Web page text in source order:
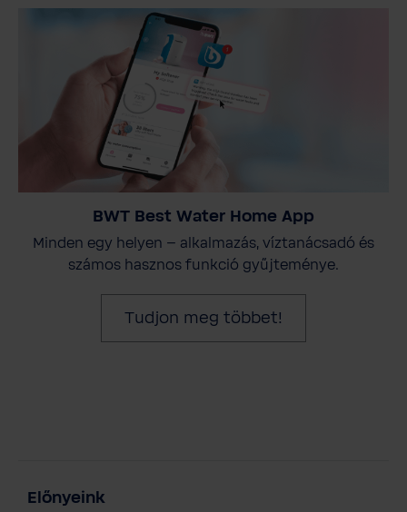
BWT Best Water Home App
Minden egy helyen – alkalmazás, víztanácsadó és
számos hasznos funkció gyűjteménye.
Tudjon meg többet!
Előnyeink